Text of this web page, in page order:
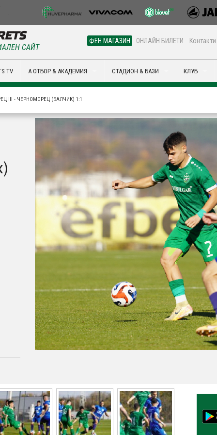
ФЕН МАГАЗИН ОНЛАЙН БИЛЕТИ Контакти
САЙТ
TV А ОТБОР & АКАДЕМИЯ СТАДИОН & БАЗИ КЛУБ
III - ЧЕРНОМОРЕЦ (БАЛЧИК) 1:1